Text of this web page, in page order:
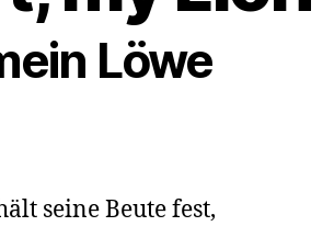
Löwe
seine Beute fest,